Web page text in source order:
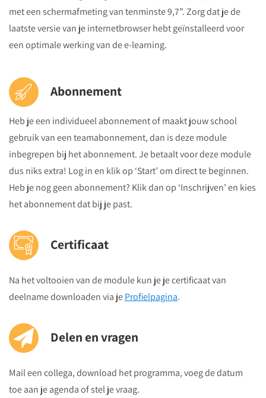
met een schermafmeting van tenminste 9,7”. Zorg dat je de
laatste versie van je internetbrowser hebt geïnstalleerd voor
een optimale werking van de e-learning.
Abonnement
Heb je een individueel abonnement of maakt jouw school
gebruik van een teamabonnement, dan is deze module
inbegrepen bij het abonnement. Je betaalt voor deze module
dus niks extra! Log in en klik op ‘Start’ om direct te beginnen.
Heb je nog geen abonnement? Klik dan op ‘Inschrijven’ en kies
het abonnement dat bij je past.
Certificaat
Na het voltooien van de module kun je je certificaat van
deelname downloaden via jeProfielpagina.
Delen en vragen
Mail een collega, download het programma, voeg de datum
toe aan je agenda of stel je vraag.